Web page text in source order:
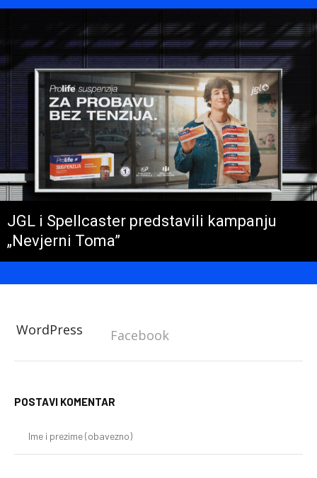
JGL i Spellcaster predstavili kampanju
„Nevjerni Toma”
WordPress Facebook
POSTAVI KOMENTAR